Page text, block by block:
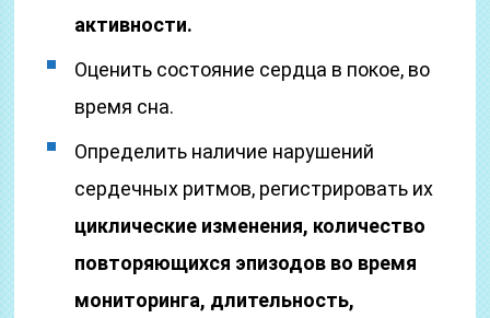
активности.
Оценить состояние сердца в покое, во
время сна.
Определить наличие нарушений
сердечных ритмов, регистрировать их
циклические изменения, количество
повторяющихся эпизодов во время
мониторинга, длительность,